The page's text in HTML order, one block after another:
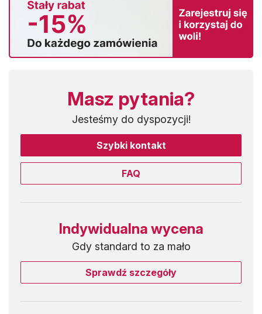
Masz pytania?
Jesteśmy do dyspozycji!
Szybki kontakt
FAQ
Indywidualna wycena
Gdy standard to za mało
Sprawdź szczegóły